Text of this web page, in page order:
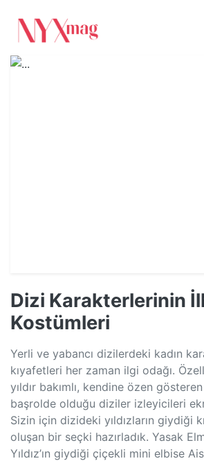
Dizi Karakterlerinin
Kostümleri
Yerli ve yabancı dizilerdeki kadın
kıyafetleri her zaman ilgi odağı.
yıldır bakımlı, kendine özen gösteren
başrolde olduğu diziler izleyicileri
Sizin için dizideki yıldızların giydiği
oluşan bir seçki hazırladık. Yasak
Yıldız’ın giydiği çiçekli mini elbise